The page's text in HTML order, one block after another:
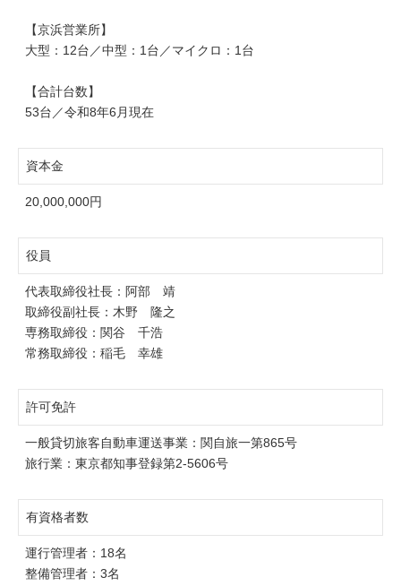
【京浜営業所】
大型：12台／中型：1台／マイクロ：1台
【合計台数】
53台／令和8年6月現在
資本金
20,000,000円
役員
代表取締役社長：阿部 靖
取締役副社長：木野 隆之
専務取締役：関谷 千浩
常務取締役：稲毛 幸雄
許可免許
一般貸切旅客自動車運送事業：関自旅一第865号
旅行業：東京都知事登録第2-5606号
有資格者数
運行管理者：18名
整備管理者：3名